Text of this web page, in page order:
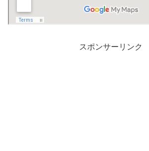
スポンサーリンク